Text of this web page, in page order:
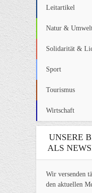
Leitartikel
Natur &
Solidarität &
Sport
Tourismus
Wirtschaft
UNSERE
ALS
Wir versenden
den aktuellen